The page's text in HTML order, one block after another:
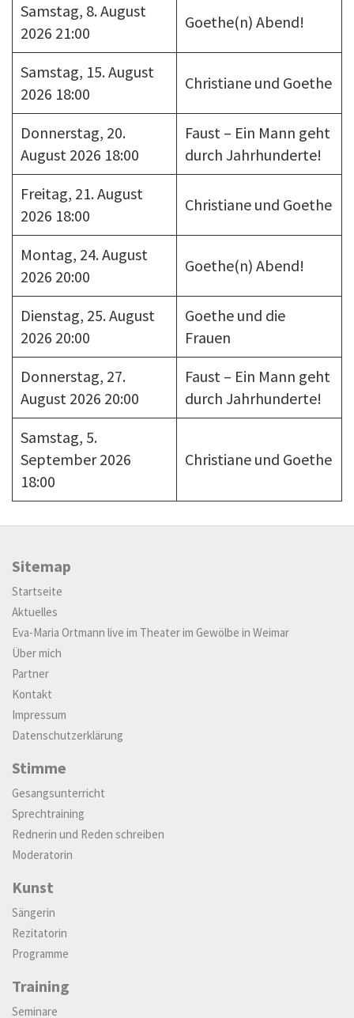
Samstag, 8. August
2026 21:00
Goethe(n) Abend!
Samstag, 15. August
2026 18:00
Christiane und Goethe
Donnerstag, 20.
August 2026 18:00
Faust – Ein Mann geht
durch Jahrhunderte!
Freitag, 21. August
2026 18:00
Christiane und Goethe
Montag, 24. August
2026 20:00
Goethe(n) Abend!
Dienstag, 25. August
2026 20:00
Goethe und die
Frauen
Donnerstag, 27.
August 2026 20:00
Faust – Ein Mann geht
durch Jahrhunderte!
Samstag, 5.
September 2026
18:00
Christiane und Goethe
Sitemap
Startseite
Aktuelles
Eva-Maria Ortmann live im Theater im Gewölbe in Weimar
Über mich
Partner
Kontakt
Impressum
Datenschutzerklärung
Stimme
Gesangsunterricht
Sprechtraining
Rednerin und Reden schreiben
Moderatorin
Kunst
Sängerin
Rezitatorin
Programme
Training
Seminare